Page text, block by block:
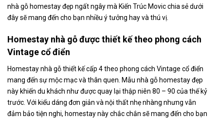
nhà gỗ homestay đẹp ngất ngây mà Kiến Trúc Movic chia sẻ dưới
đây sẽ mang đến cho bạn nhiều ý tưởng hay và thú vị.
Homestay nhà gỗ được thiết kế theo phong cách
Vintage cổ điển
Homestay nhà gỗ thiết kế cấp 4 theo phong cách Vintage cổ điển
mang đến sự mộc mạc và thân quen. Mẫu nhà gỗ homestay đẹp
này khiến du khách như được quay lại thập niên 80 – 90 của thế kỷ
trước. Với kiểu dáng đơn giản và nội thất nhẹ nhàng nhưng vẫn
đảm bảo tiện nghi, homestay này chắc chắn sẽ mang đến cho bạn